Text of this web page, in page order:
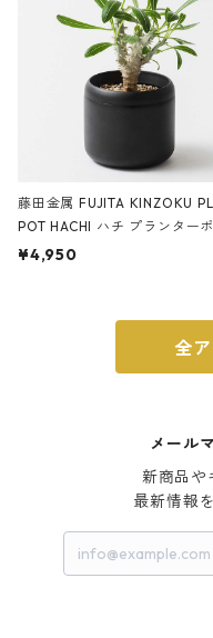
藤田金属 FUJITA KINZOKU
POT HACHI ハチ プランターポ
ト 3号 ブラック
¥4,950
全
メール
新商品や
最新情報